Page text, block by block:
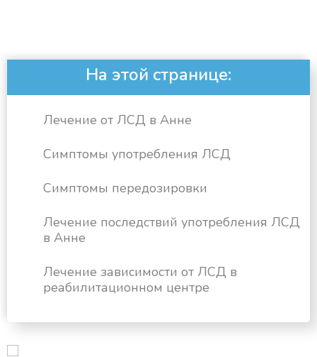
На этой странице:
Лечение от ЛСД в Анне
Симптомы употребления ЛСД
Симптомы передозировки
Лечение последствий употребления ЛСД
в Анне
Лечение зависимости от ЛСД в
реабилитационном центре